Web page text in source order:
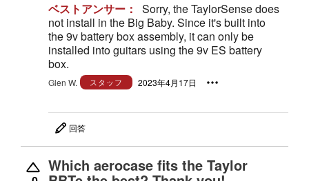
ベストアンサー：
Sorry, the TaylorSense does
not install in the Big Baby. Since it's built into
the 9v battery box assembly, it can only be
installed into guitars using the 9v ES battery
box.
Glen W. スタッフ 2023年4月17日
回答
Which aerocase fits the Taylor